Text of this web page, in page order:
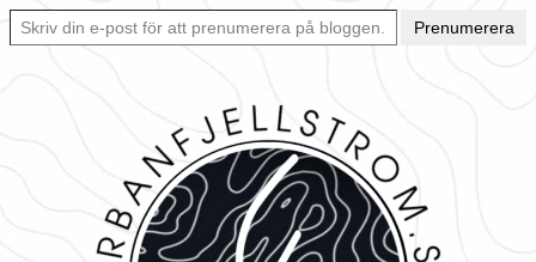
Hoppa
Skriv din e-post för att prenumerera på bloggen… Ett enkelt sätt att hålla sig uppdaterad automatiskt.
Prenumerera